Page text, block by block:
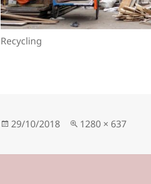
Recycling
Veröffentlicht
29/10/2018 Originalgröße
1280 × 637